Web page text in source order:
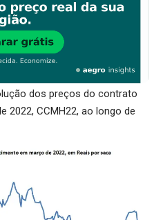
dos preços do contrato
2022, CCMH22, ao longo de